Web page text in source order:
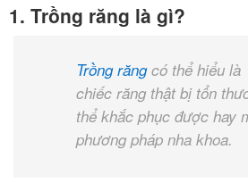
răng
Trồng
răng
implant
Răng
1. Trồng răng là gì?
Trồng răngcó thể hiểu là
chiếc răng thật bị tổn
thể khắc phục được hay
phương pháp nha khoa.